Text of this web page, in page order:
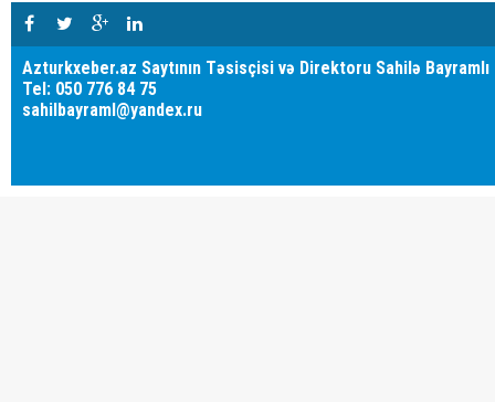
Azturkxeber.az Saytının Təsisçisi və Direktoru Sahilə Bayramlı
Tel: 050 776 84 75
sahilbayraml@yandex.ru